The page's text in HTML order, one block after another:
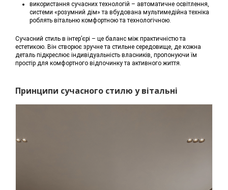
використання сучасних технологій – автоматичне освітлення,
системи «розумний дім» та вбудована мультимедійна техніка
роблять вітальню комфортною та технологічною.
Сучасний стиль в інтер’єрі – це баланс між практичністю та
естетикою. Він створює зручне та стильне середовище, де кожна
деталь підкреслює індивідуальність власників, пропонуючи їм
простір для комфортного відпочинку та активного життя.
Принципи сучасного стилю у вітальні